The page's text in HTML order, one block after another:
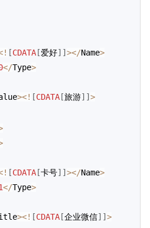
! [CDATA [爱好] ] ></Name>
</Type>
><! [CDATA [旅游] ] >
! [CDATA [卡号] ] ></Name>
</Type>
><! [CDATA [企业微信] ] >